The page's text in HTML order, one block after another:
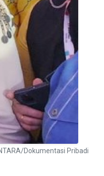
Dokumentasi Pribadi